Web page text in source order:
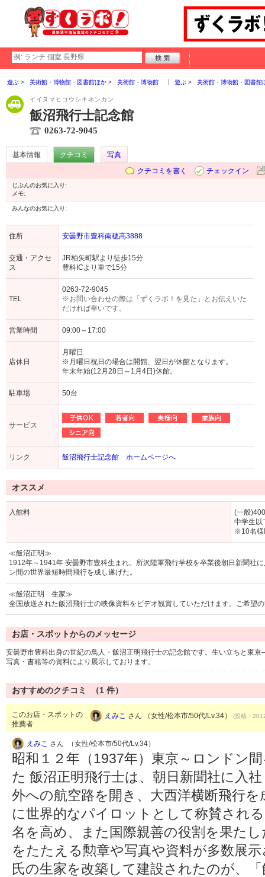
遊ぶ 美術館・博物館・図書館ほか 美術館・博物館 遊ぶ 美術館・博物館・図書館
イイヌマヒコウシキネンカン
飯沼飛行士記念館
0263-72-9045
基本情報 クチコミ
写真
クチコミを書く
チェックイン
じぶんのお気に入り:
メモ:
みんなのお気に入り:
住所 安曇野市豊科南穂高3888
交通・アクセ
ス
JR柏矢町駅より徒歩15分
豊科ICより車で15分
TEL
0263-72-9045
※お問い合わせの際は「ずくラボ！を見た」とお伝えいた
だければ幸いです。
営業時間 09:00～17:00
店休日
月曜日
※月曜日祝日の場合は開館、翌日が休館となります。
年末年始(12月28日～1月4日)休館。
駐車場 50台
サービス
リンク 飯沼飛行士記念館 ホームページへ
オススメ
入館料
(一般
中学生以
※10名様
≪飯沼正明≫
1912年～1941年 安曇野市豊科生まれ。所沢陸軍飛行学校を卒業後朝日新聞社
ン間の世界最短時間飛行を成し遂げた。
≪飯沼正明 生家≫
全国放送された飯沼飛行士の映像資料をビデオ観賞していただけます。ご希望
お店・スポットからのメッセージ
安曇野市豊科出身の世紀の鳥人・飯沼正明飛行士の記念館です。生い立ちと東
写真・書籍等の資料により展示しております。
おすすめのクチコミ （1 件）
このお店・スポットの
推薦者
えみこ さん （女性/松本市/50代/Lv.34） (投稿：
えみこ さん （女性/松本市/50代/Lv.34）
昭和１２年（1937年）東京～ロンドン
た 飯沼正明飛行士は、朝日新聞社に入
外への航空路を開き、大西洋横断飛行
に世界的なパイロットとして称賛され
名を高め、また国際親善の役割を果た
をたたえる勲章や写真や資料が多数展
氏の生家を改築して建設されたのが、